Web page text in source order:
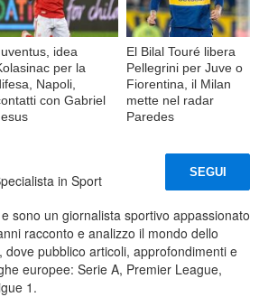
idea
per la
Napoli,
con Gabriel
El Bilal Touré libera
Pellegrini per Juve o
Fiorentina, il Milan
mette nel radar
Paredes
in Sport
SEGUI
sono un giornalista sportivo appassionato
racconto e analizzo il mondo dello
dove pubblico articoli, approfondimenti e
europee: Serie A, Premier League,
1.